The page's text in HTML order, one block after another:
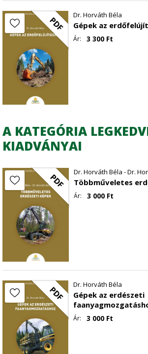
PDF Dr. Horváth Béla
Gépek az
Ár: 3 300 Ft
A KATEGÓRIA
KIADVÁNYAI
PDF Dr. Horváth Béla - Dr.
Többműveletes
Ár: 3 000Ft
PDF Dr. Horváth Béla
Gépek az erdészeti
Ár: 3 000 Ft